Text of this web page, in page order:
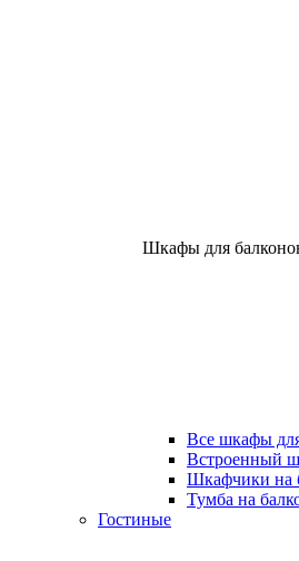
Шкафы для
Все шкафы
Встроенный
Шкафчики на
Тумба на
Гостиные